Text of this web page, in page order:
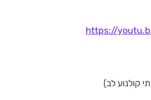
https://
קולנוע לב)